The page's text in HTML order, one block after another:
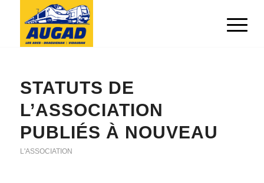
STATUTS DE
L’ASSOCIATION
PUBLIÉS À NOUVEAU
L'ASSOCIATION